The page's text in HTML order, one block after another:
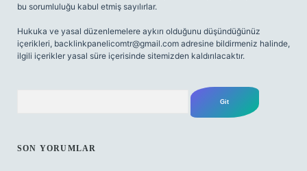
bu sorumluluğu kabul etmiş sayılırlar.
Hukuka ve yasal düzenlemelere aykırı olduğunu düşündüğünüz
içerikleri, backlinkpanelicomtr@gmail.com adresine bildirmeniz halinde,
ilgili içerikler yasal süre içerisinde sitemizden kaldırılacaktır.
SON YORUMLAR